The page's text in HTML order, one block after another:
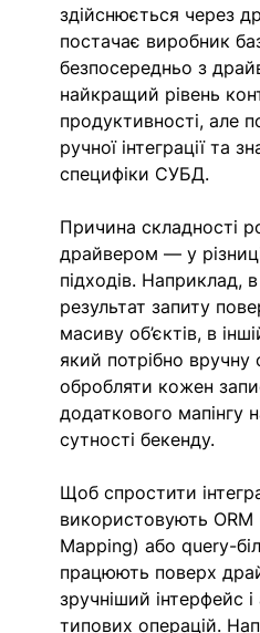
здійснюється через
постачає виробник
безпосередньо з
найкращий рівень
продуктивності, але
ручної інтеграції та
специфіки СУБД.
Причина складності
драйвером — у
підходів. Наприклад,
результат запиту
масиву об’єктів, в
який потрібно вручну
обробляти кожен
додаткового мапінгу
сутності бекенду.
Щоб спростити
використовують
Mapping) або query-
працюють поверх
зручніший інтерфейс
типових операцій.